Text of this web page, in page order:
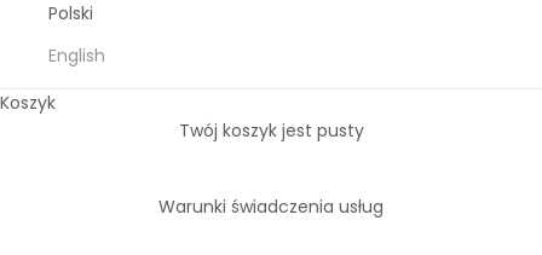
Polski
English
Koszyk
Twój koszyk jest pusty
Warunki świadczenia usług